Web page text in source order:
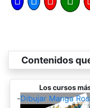
Contenidos
Los cursos
-Dibujar Manga